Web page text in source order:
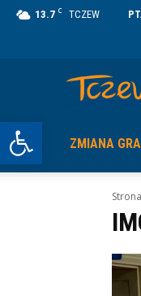
Otwórz pasek narzędzi
13.7 C TCZEW
ZMIANA